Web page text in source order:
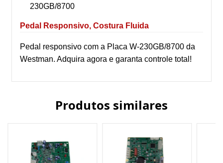
230GB/8700
Pedal Responsivo, Costura Fluida
Pedal responsivo com a Placa W-230GB/8700 da
Westman. Adquira agora e garanta controle total!
Produtos similares